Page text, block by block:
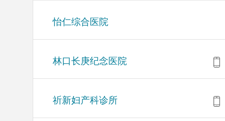
怡仁综合医院
林口长庚纪念医院
祈新妇产科诊所